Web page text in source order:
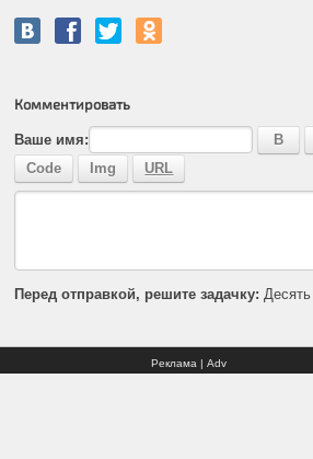
Комментировать
Ваше имя:
Перед отправкой, решите задачку:
Реклама | Adv